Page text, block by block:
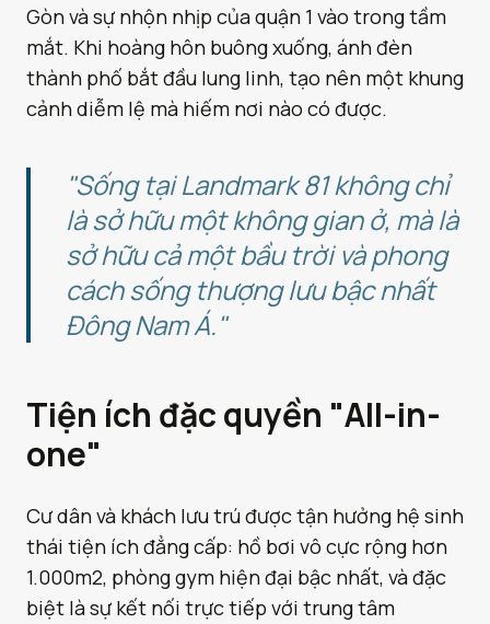
Gòn và sự nhộn nhịp của quận 1 vào trong tầm
mắt. Khi hoàng hôn buông xuống, ánh đèn
thành phố bắt đầu lung linh, tạo nên một khung
cảnh diễm lệ mà hiếm nơi nào có được.
"Sống tại Landmark 81 không chỉ
là sở hữu một không gian ở, mà là
sở hữu cả một bầu trời và phong
cách sống thượng lưu bậc nhất
Đông Nam Á."
Tiện ích đặc quyền "All-in-
one"
Cư dân và khách lưu trú được tận hưởng hệ sinh
thái tiện ích đẳng cấp: hồ bơi vô cực rộng hơn
1.000m2, phòng gym hiện đại bậc nhất, và đặc
biệt là sự kết nối trực tiếp với trung tâm